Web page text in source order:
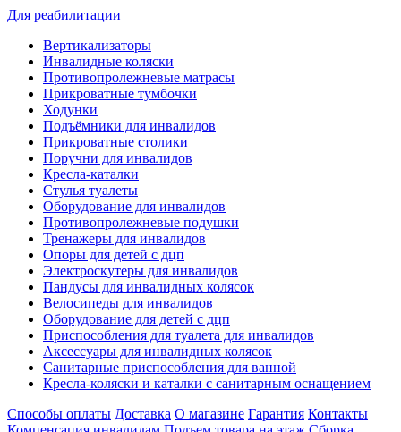
Для реабилитации
Вертикализаторы
Инвалидные коляски
Противопролежневые матрасы
Прикроватные тумбочки
Ходунки
Подъёмники для инвалидов
Прикроватные столики
Поручни для инвалидов
Кресла-каталки
Стулья туалеты
Оборудование для инвалидов
Противопролежневые подушки
Тренажеры для инвалидов
Опоры для детей с дцп
Электроскутеры для инвалидов
Пандусы для инвалидных колясок
Велосипеды для инвалидов
Оборудование для детей с дцп
Приспособления для туалета для инвалидов
Аксессуары для инвалидных колясок
Санитарные приспособления для ванной
Кресла-коляски и каталки с санитарным оснащением
Способы оплаты Доставка О магазине Гарантия Контакты